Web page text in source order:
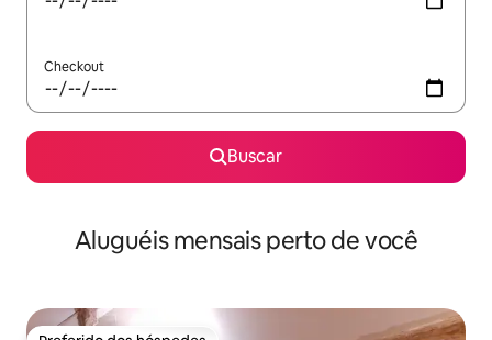
Checkout
Buscar
Aluguéis mensais perto de você